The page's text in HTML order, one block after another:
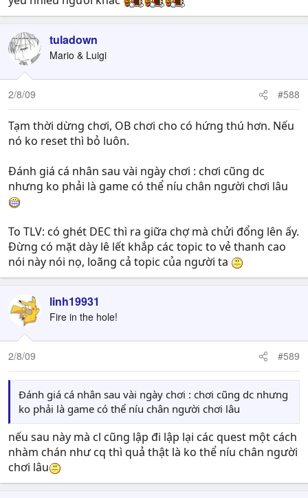
tuladown
Mario & Luigi
2/8/09 #588
Tạm thời dừng chơi, OB chơi cho có hứng thú hơn. Nếu
nó ko reset thì bỏ luôn.
Đánh giá cá nhân sau vài ngày chơi : chơi cũng dc
nhưng ko phải là game có thể níu chân người chơi lâu
To TLV: có ghét DEC thì ra giữa chợ mà chửi đổng lên ấy.
Đừng có mặt dày lê lết khắp các topic to vẻ thanh cao
nói này nói nọ, loãng cả topic của người ta
linh19931
Fire in the hole!
2/8/09 #589
Đánh giá cá nhân sau vài ngày chơi : chơi cũng dc nhưng
ko phải là game có thể níu chân người chơi lâu
nếu sau này mà cl cũng lập đi lập lại các quest một cách
nhàm chán như cq thì quả thật là ko thể níu chân người
chơi lâu